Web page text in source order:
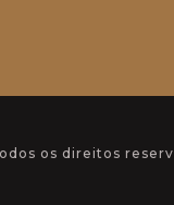
os direitos